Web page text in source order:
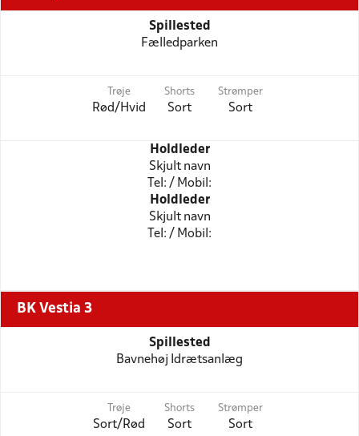
Spillested
Fælledparken
Trøje
Rød/Hvid
Shorts
Sort
Strømper
Sort
Holdleder
Skjult navn
Tel: / Mobil:
Holdleder
Skjult navn
Tel: / Mobil:
BK Vestia 3
Spillested
Bavnehøj Idrætsanlæg
Trøje
Sort/Rød
Shorts
Sort
Strømper
Sort